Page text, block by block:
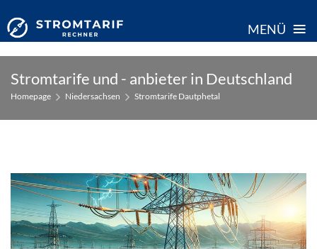
MENÜ ≡
content
Stromtarife und - anbieter in Deutschland
Homepage Niedersachsen Stromtarife Dautphetal